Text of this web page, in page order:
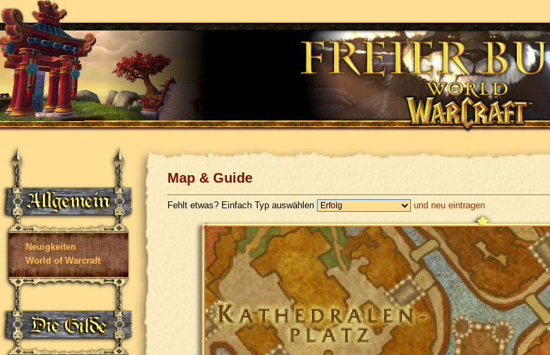
Neuigkeiten
World of Warcraft
Map & Guide
Fehlt etwas? Einfach Typ auswählen und neu eintragen